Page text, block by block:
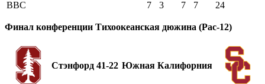
ВВС 7 3 7 7 24
Финал конференции Тихоокеанская дюжина (Pac-12)
Стэнфорд 41-22 Южная Калифорния